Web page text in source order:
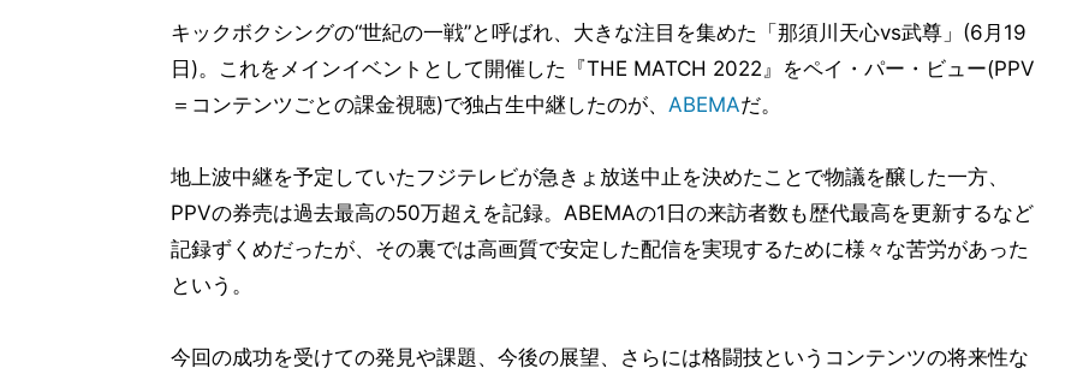
キックボクシングの“世紀の一戦”と呼ばれ、大きな注目を集めた「那須川天心vs武尊」(6月19
日)。これをメインイベントとして開催した『THE MATCH 2022』をペイ・パー・ビュー(PPV
＝コンテンツごとの課金視聴)で独占生中継したのが、 ABEMAだ。
地上波中継を予定していたフジテレビが急きょ放送中止を決めたことで物議を醸した一方、
PPVの券売は過去最高の50万超えを記録。ABEMAの1日の来訪者数も歴代最高を更新するなど
記録ずくめだったが、その裏では高画質で安定した配信を実現するために様々な苦労があった
という。
今回の成功を受けての発見や課題、今後の展望、さらには格闘技というコンテンツの将来性な